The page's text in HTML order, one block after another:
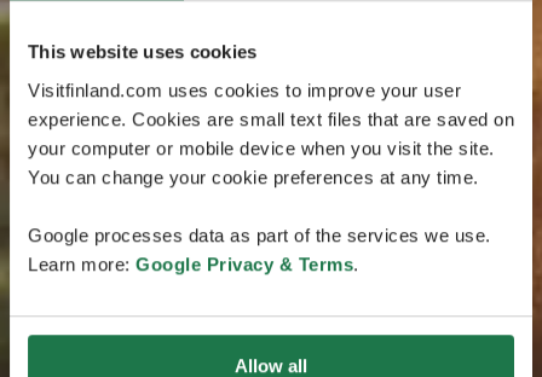
This website uses cookies
Visitfinland.com uses cookies to improve your user
experience. Cookies are small text files that are saved on
your computer or mobile device when you visit the site.
You can change your cookie preferences at any time.
Google processes data as part of the services we use.
Learn more: Google Privacy & Terms.
Allow all